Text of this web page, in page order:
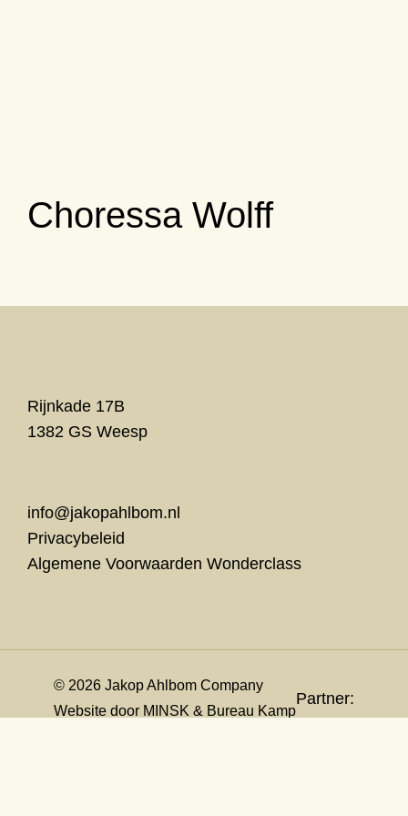
Choressa Wolff
Rijnkade 17B
1382 GS Weesp
info@jakopahlbom.nl
Privacybeleid
Algemene Voorwaarden Wonderclass
© 2026 Jakop Ahlbom Company
Website door MINSK & Bureau Kamp
Partner: